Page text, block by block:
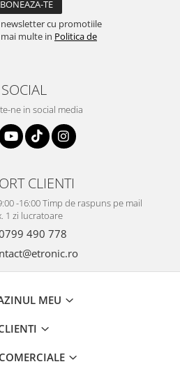
cu promotiile
multe in Politica de
SOCIAL
ne in social media
CLIENTI
-16:00 Timp de raspuns pe mail
1 zi lucratoare
490 778
MEU